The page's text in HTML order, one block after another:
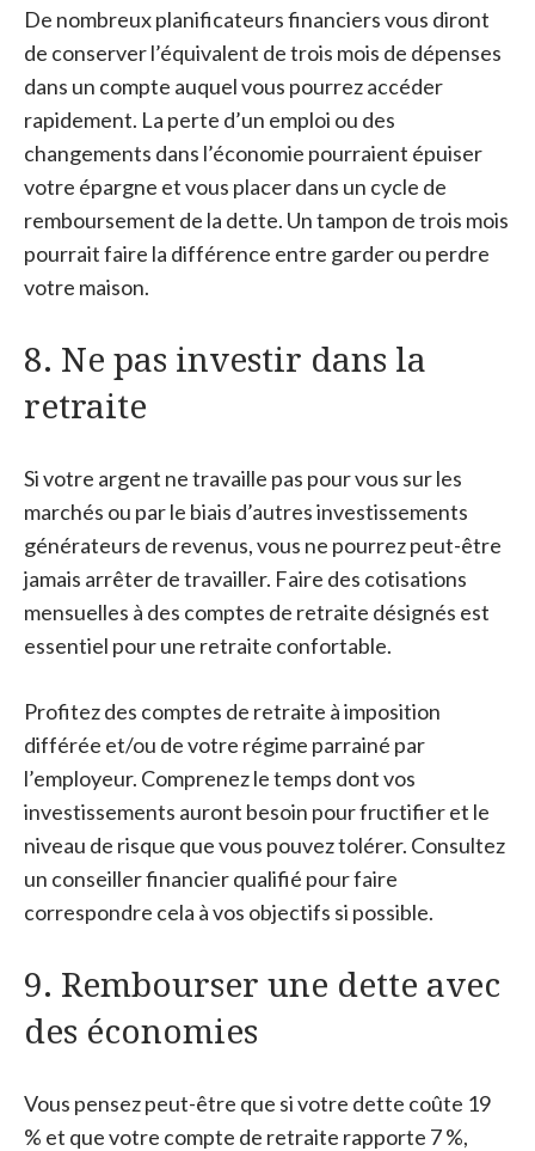
De nombreux planificateurs financiers vous diront
de conserver l’équivalent de trois mois de dépenses
dans un compte auquel vous pourrez accéder
rapidement. La perte d’un emploi ou des
changements dans l’économie pourraient épuiser
votre épargne et vous placer dans un cycle de
remboursement de la dette. Un tampon de trois mois
pourrait faire la différence entre garder ou perdre
votre maison.
8. Ne pas investir dans la
retraite
Si votre argent ne travaille pas pour vous sur les
marchés ou par le biais d’autres investissements
générateurs de revenus, vous ne pourrez peut-être
jamais arrêter de travailler. Faire des cotisations
mensuelles à des comptes de retraite désignés est
essentiel pour une retraite confortable.
Profitez des comptes de retraite à imposition
différée et/ou de votre régime parrainé par
l’employeur. Comprenez le temps dont vos
investissements auront besoin pour fructifier et le
niveau de risque que vous pouvez tolérer. Consultez
un conseiller financier qualifié pour faire
correspondre cela à vos objectifs si possible.
9. Rembourser une dette avec
des économies
Vous pensez peut-être que si votre dette coûte 19
% et que votre compte de retraite rapporte 7 %,